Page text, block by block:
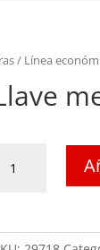
/ Línea
mezcladora